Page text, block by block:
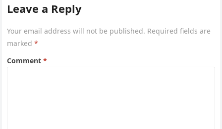
Leave a Reply
Your email address will not be published. Required fields are
marked*
Comment*